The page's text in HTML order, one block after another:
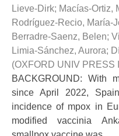
Lieve-Dirk; Macías-Ortiz,
Rodríguez-Recio, María-
Berradre-Saenz, Belen;
Limia-Sánchez, Aurora;
(OXFORD UNIV PRESS
BACKGROUND: With
since April 2022,
incidence of mpox in
modified vaccinia